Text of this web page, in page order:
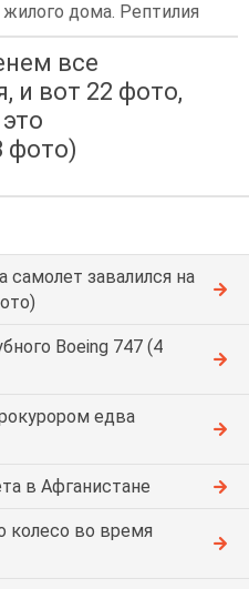
дома. Рептилия
все
и вот 22 фото,
фото)
самолет завалился на
Boeing 747 (4
едва
в Афганистане
колесо во время